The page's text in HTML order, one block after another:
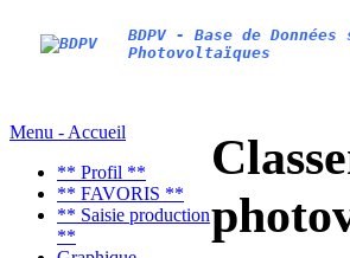
BDPV - Base de
Photovoltaïques
Menu - Accueil
** Profil **
** FAVORIS **
** Saisie production
**